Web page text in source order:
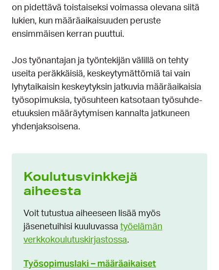
on pidettävä toistaiseksi voimassa olevana siitä
lukien, kun määräaikaisuuden peruste
ensimmäisen kerran puuttui.
Jos työnantajan ja työntekijän välillä on tehty
useita peräkkäisiä, keskeytymättömiä tai vain
lyhytaikaisin keskeytyksin jatkuvia määräaikaisia
työsopimuksia, työsuhteen katsotaan työsuhde-
etuuksien määräytymisen kannalta jatkuneen
yhdenjaksoisena.
Koulutusvinkkejä
aiheesta
Voit tutustua aiheeseen lisää myös
jäsenetuihisi kuuluvassa työelämän
verkkokoulutuskirjastossa.
Työsopimuslaki – määräaikaiset